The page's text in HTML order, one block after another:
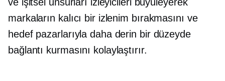
markaların kalıcı bir izlenim bırakmasını ve
hedef pazarlarıyla daha derin bir düzeyde
bağlantı kurmasını kolaylaştırır.